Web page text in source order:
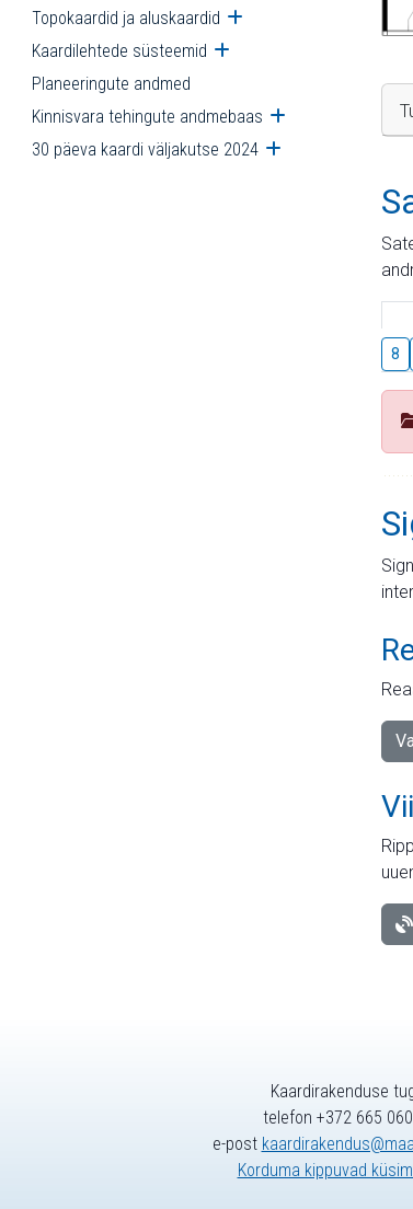
Topokaardid ja aluskaardid Ava alammenüü
Kaardilehtede süsteemid Ava alammenüü
Planeeringute andmed
Kinnisvara tehingute andmebaas Ava
30 päeva kaardi väljakutse 2024 Ava alammenüü
8
Kaardirakenduse
telefon +372 665
e-post
Korduma kippuvad